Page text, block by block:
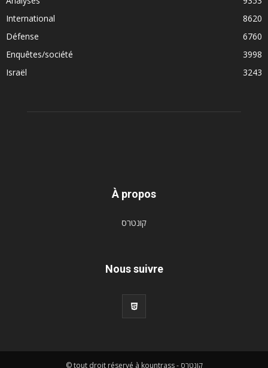
International
8620
Défense
6760
Enquêtes/société
3998
Israël
3243
À propos
קונטרס
Nous suivre
© tout droit réservé à kountrass - קונטרס